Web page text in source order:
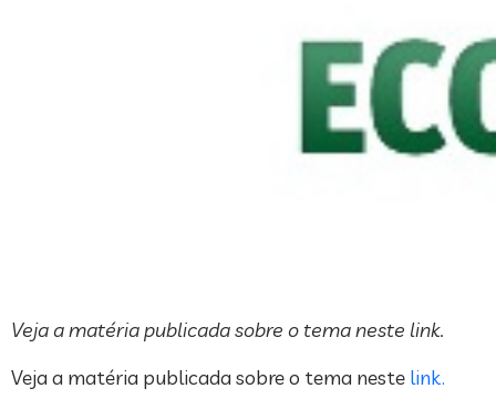
Veja a matéria publicada sobre o tema neste link.
Veja a matéria publicada sobre o tema neste link.